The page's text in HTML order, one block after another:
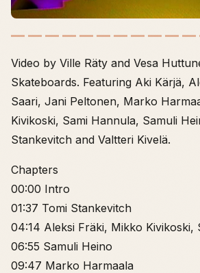
Video by Ville Räty and Vesa
Skateboards. Featuring Aki Kärjä,
Saari, Jani Peltonen, Marko
Kivikoski, Sami Hannula, Samuli
Stankevitch and Valtteri Kivelä.
Chapters
00:00 Intro
01:37 Tomi Stankevitch
04:14 Aleksi Fräki, Mikko Kivikoski,
06:55 Samuli Heino
09:47 Marko Harmaala